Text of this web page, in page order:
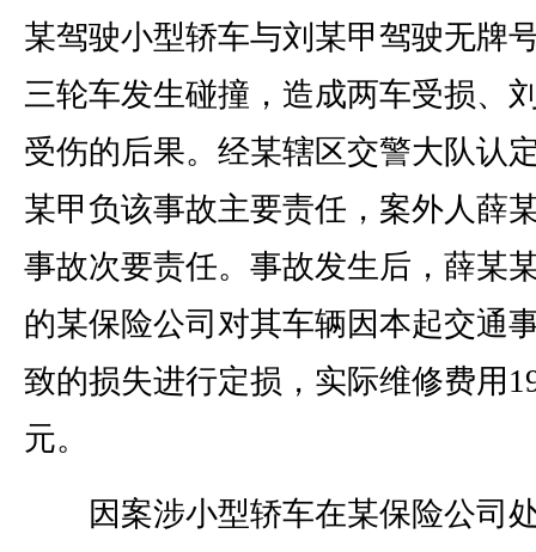
某驾驶小型轿车与刘某甲驾驶无牌
三轮车发生碰撞，造成两车受损、
受伤的后果。经某辖区交警大队认
某甲负该事故主要责任，案外人薛
事故次要责任。事故发生后，薛某
的某保险公司对其车辆因本起交通
致的损失进行定损，实际维修费用
元。
因案涉小型轿车在某保险公司